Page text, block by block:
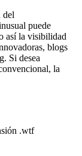
del
puede
así la visibilidad
blogs
Si desea
la
.wtf